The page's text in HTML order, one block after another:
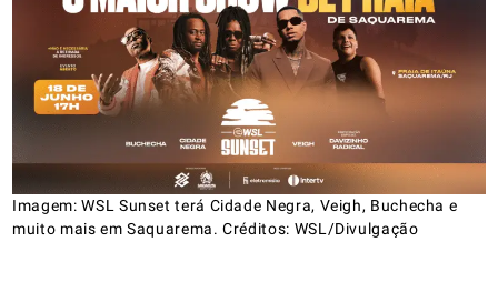
Imagem: WSL Sunset terá Cidade Negra, Veigh, Buchecha e
muito mais em Saquarema. Créditos: WSL/Divulgação